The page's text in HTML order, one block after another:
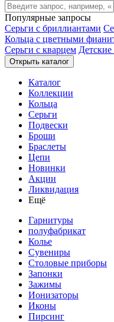
Популярные запросы
Серьги с бриллиантами
Кольца с цветными
Серьги с кварцем Детские
Открыть каталог
Каталог
Коллекции
Кольца
Серьги
Подвески
Броши
Браслеты
Цепи
Новинки
Акции
Ликвидация
Ещё
Гарнитуры
полуфабрикат
Колье
Сувениры
Столовые приборы
Запонки
Зажимы
Ионизаторы
Иконы
Пирсинг